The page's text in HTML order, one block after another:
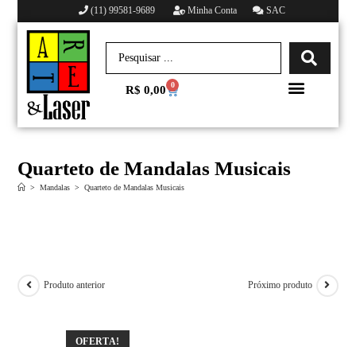
(11) 99581-9689 Minha Conta SAC
R$ 0,00 0
Quarteto de Mandalas Musicais
> Mandalas > Quarteto de Mandalas Musicais
OFERTA!
Produto anterior Próximo produto